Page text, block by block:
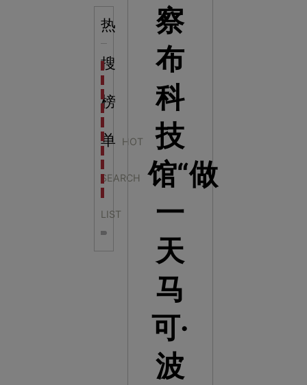
热
搜
榜
单 HOT
SEARCH
LIST
科学梦成功中标公主岭市科技馆新馆项目
科学梦中标中国科学技术馆2022年中国流动科技馆
科学梦中标洛阳市科学技术馆展品采购项目
科学梦中标方城县科技馆展厅升级项目
科学梦中标濮阳县科技馆公共安全体验馆项目
科学梦集团中标广西大学海洋科教馆项目
科学梦集团中标淮师附小科技长廊展项目
科学梦集团中标洪泽湖治理保护展示馆项目
科学梦集团中标淮安市民防馆展区升级改造项目
察
布
科
技
馆“做
一
天
马
可·
波